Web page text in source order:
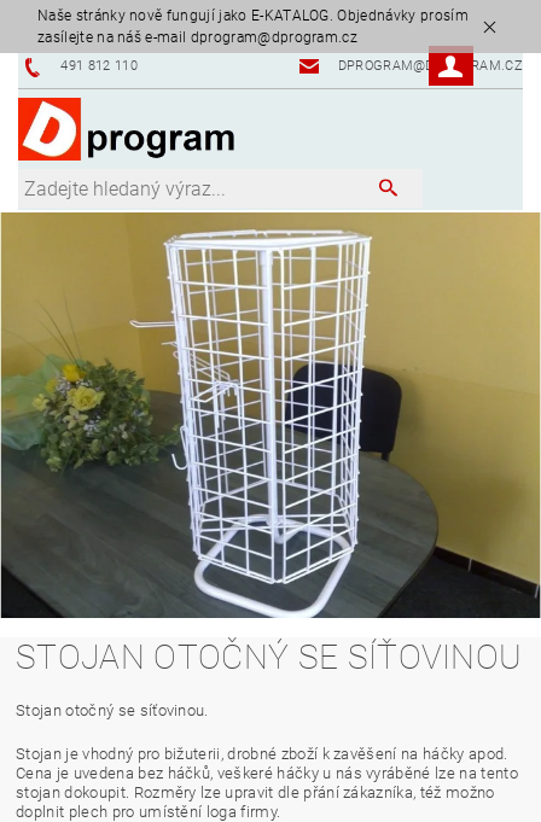
Naše stránky nově fungují jako E-KATALOG. Objednávky prosím
zasílejte na náš e-mail dprogram@dprogram.cz
491 812 110 DPROGRAM@DPROGRAM.CZ
STOJAN OTOČNÝ SE SÍŤOVINOU
Stojan otočný se síťovinou.
Stojan je vhodný pro bižuterii, drobné zboží k zavěšení na háčky apod.
Cena je uvedena bez háčků, veškeré háčky u nás vyráběné lze na tento
stojan dokoupit. Rozměry lze upravit dle přání zákazníka, též možno
doplnit plech pro umístění loga firmy.